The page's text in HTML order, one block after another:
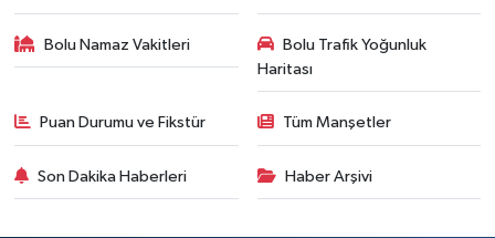
Bolu Namaz Vakitleri
Bolu Trafik Yoğunluk
Haritası
Puan Durumu ve Fikstür Tüm Manşetler
Son Dakika Haberleri Haber Arşivi